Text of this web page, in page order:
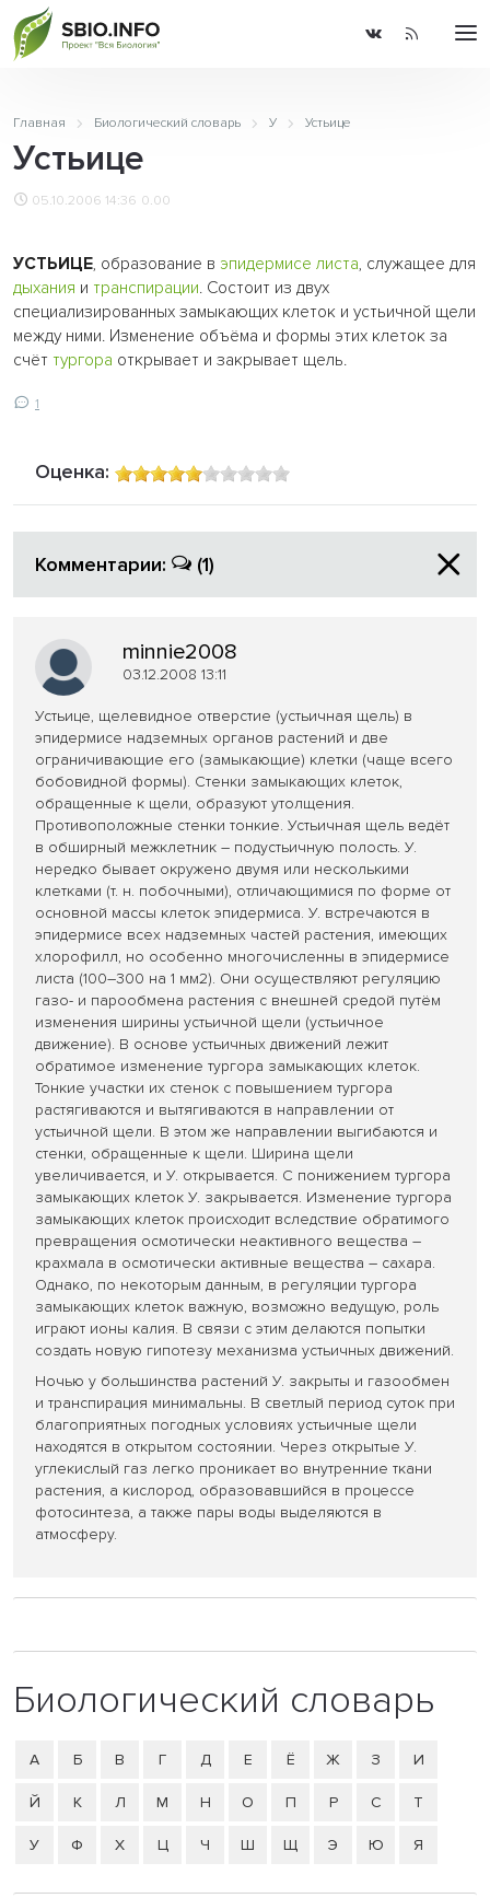
Главная Биологический словарь У Устьице
Устьице
05.10.2006 14:36 0.00
УСТЬИЦЕ, образование в эпидермисе листа, служащее для
дыхания и транспирации. Состоит из двух
специализированных замыкающих клеток и устьичной щели
между ними. Изменение объёма и формы этих клеток за
счёт тургора открывает и закрывает щель.
1
Оценка:
Комментарии: (1)
minnie2008
03.12.2008 13:11
Устьице, щелевидное отверстие (устьичная щель) в
эпидермисе надземных органов растений и две
ограничивающие его (замыкающие) клетки (чаще всего
бобовидной формы). Стенки замыкающих клеток,
обращенные к щели, образуют утолщения.
Противоположные стенки тонкие. Устьичная щель ведёт
в обширный межклетник – подустьичную полость. У.
нередко бывает окружено двумя или несколькими
клетками (т. н. побочными), отличающимися по форме от
основной массы клеток эпидермиса. У. встречаются в
эпидермисе всех надземных частей растения, имеющих
хлорофилл, но особенно многочисленны в эпидермисе
листа (100–300 на 1 мм2). Они осуществляют регуляцию
газо- и парообмена растения с внешней средой путём
изменения ширины устьичной щели (устьичное
движение). В основе устьичных движений лежит
обратимое изменение тургора замыкающих клеток.
Тонкие участки их стенок с повышением тургора
растягиваются и вытягиваются в направлении от
устьичной щели. В этом же направлении выгибаются и
стенки, обращенные к щели. Ширина щели
увеличивается, и У. открывается. С понижением тургора
замыкающих клеток У. закрывается. Изменение тургора
замыкающих клеток происходит вследствие обратимого
превращения осмотически неактивного вещества –
крахмала в осмотически активные вещества – сахара.
Однако, по некоторым данным, в регуляции тургора
замыкающих клеток важную, возможно ведущую, роль
играют ионы калия. В связи с этим делаются попытки
создать новую гипотезу механизма устьичных движений.
Ночью у большинства растений У. закрыты и газообмен
и транспирация минимальны. В светлый период суток при
благоприятных погодных условиях устьичные щели
находятся в открытом состоянии. Через открытые У.
углекислый газ легко проникает во внутренние ткани
растения, а кислород, образовавшийся в процессе
фотосинтеза, а также пары воды выделяются в
атмосферу.
Биологический словарь
А Б В Г Д Е Ё Ж З И
Й К Л М Н О П Р С Т
У Ф Х Ц Ч Ш Щ Э Ю Я